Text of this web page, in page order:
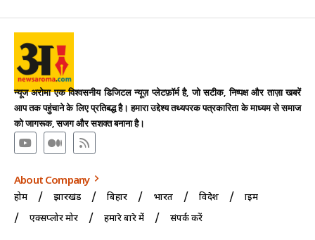
न्यूज अरोमा एक विश्वसनीय डिजिटल न्यूज़ प्लेटफ़ॉर्म है, जो सटीक, निष्पक्ष और ताज़ा खबरें
आप तक पहुंचाने के लिए प्रतिबद्ध है। हमारा उद्देश्य तथ्यपरक पत्रकारिता के माध्यम से समाज
को जागरूक, सजग और सशक्त बनाना है।
About Company
होम झारखंड बिहार भारत विदेश
क्राइम
एक्सप्लोर मोर
हमारे बारे में संपर्क करें